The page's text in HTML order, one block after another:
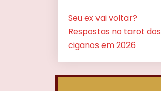
Seu ex vai voltar?
Respostas no tarot dos
ciganos em 2026